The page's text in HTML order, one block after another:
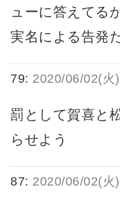
ューに答えてる
実名による告発
79: 2020/06/02(
罰として賀喜と
らせよう
87: 2020/06/02(